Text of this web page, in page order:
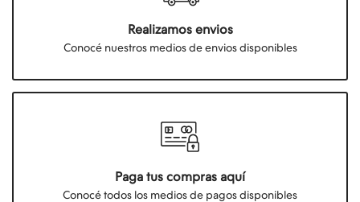
Realizamos envios
Conocé nuestros medios de envios disponibles
Paga tus compras aquí
Conocé todos los medios de pagos disponibles